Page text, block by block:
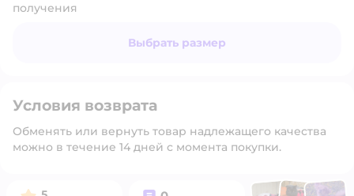
получения
Выбрать размер
Условия возврата
Обменять или вернуть товар надлежащего качества
можно в течение 14 дней с момента покупки.
Рейтинг: Вопросов: Фото Фото